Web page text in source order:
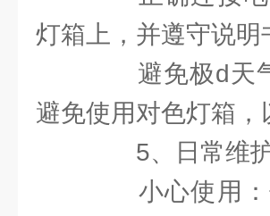
灯箱上，并遵守说
避免极d天气
避免使用对色灯箱
5、日常维
小心使用：